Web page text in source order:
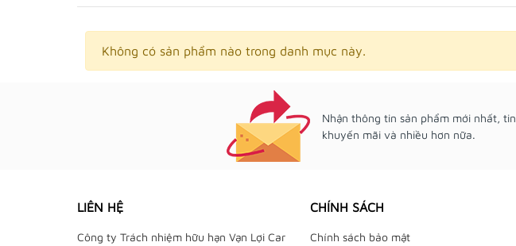
Không có sản phẩm nào trong danh mục này.
Nhận thông tin sản phẩm mới nhất, tin
khuyến mãi và nhiều hơn nữa.
LIÊN HỆ
Công ty Trách nhiệm hữu hạn Vạn Lợi Car
CHÍNH SÁCH
Chính sách bảo mật